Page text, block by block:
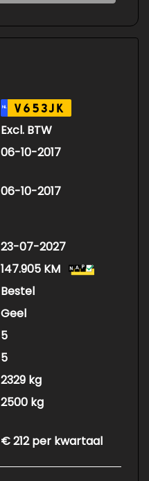
NL V653JK
Excl. BTW
06-10-2017
06-10-2017
23-07-2027
147.905 KM
Bestel
Geel
5
5
2329 kg
2500 kg
€ 212 per kwartaal